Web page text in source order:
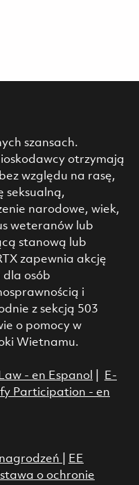
szansach.
otrzymają
względu na rasę,
seksualną,
narodowe, wiek,
weteranów lub
stanową lub
zapewnia akcję
osób
i
z sekcją 503
o pomocy w
Wietnamu.
- en Espanol
E-
Participation - en
EE
o ochronie